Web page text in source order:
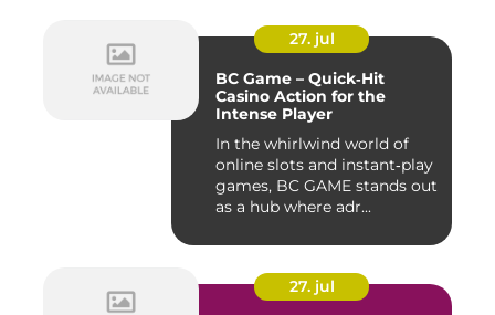
27. jul
BC Game – Quick‑Hit
Casino Action for the
Intense Player
In the whirlwind world of
online slots and instant‑play
games, BC GAME stands out
as a hub where adr...
27. jul